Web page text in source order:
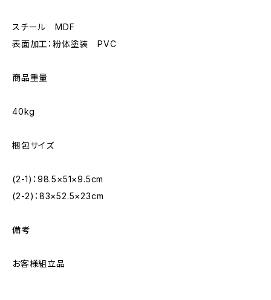
スチール MDF
表面加工：粉体塗装 PVC
商品重量
40kg
梱包サイズ
(2-1)：98.5×51×9.5cm
(2-2)：83×52.5×23cm
備考
お客様組立品